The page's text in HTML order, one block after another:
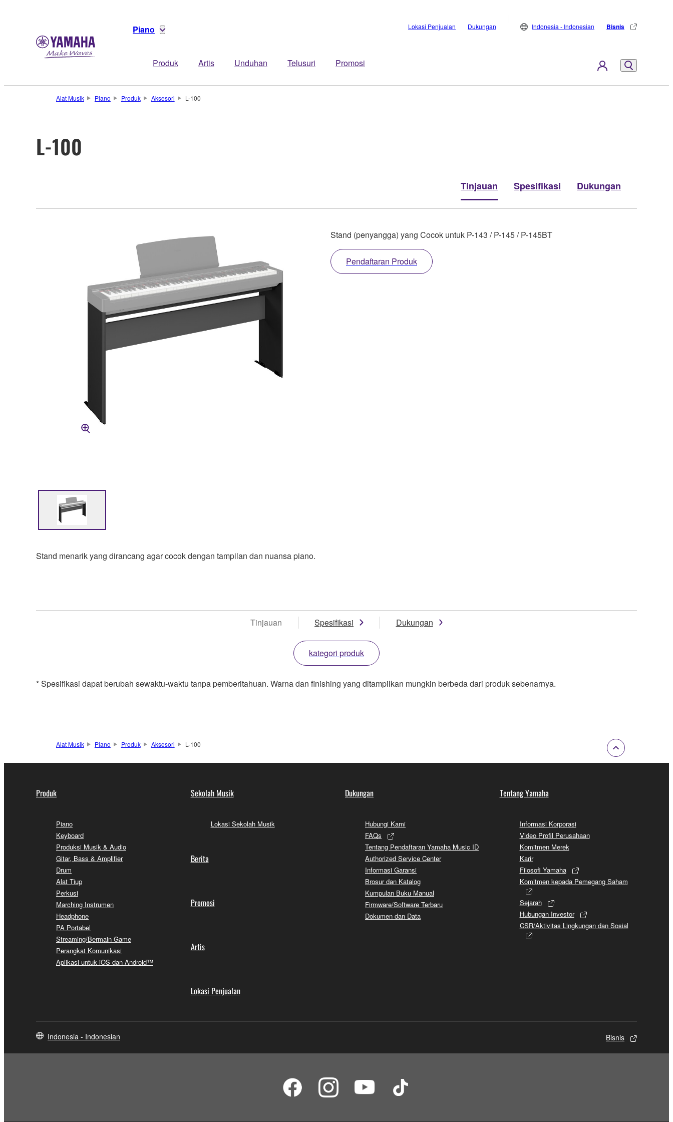
Piano
Produk Artis Unduhan Telusuri Promosi
Lokasi Penjualan Dukungan Indonesia - Indonesian Bisnis
Alat Musik Piano Produk Aksesori L-100
L-100
Tinjauan Spesifikasi Dukungan
Stand (penyangga) yang Cocok untuk P-143 / P-145 / P-145BT
Pendaftaran Produk
Stand menarik yang dirancang agar cocok dengan tampilan dan nuansa piano.
Tinjauan Spesifikasi Dukungan
kategori produk
* Spesifikasi dapat berubah sewaktu-waktu tanpa pemberitahuan. Warna dan finishing yang ditampilkan mungkin berbeda dari produk sebenarnya.
Alat Musik Piano Produk Aksesori L-100
Produk
Piano
Keyboard
Produksi Musik & Audio
Gitar, Bass & Amplifier
Drum
Alat Tiup
Perkusi
Marching Instrumen
Headphone
PA Portabel
Streaming/Bermain Game
Perangkat Komunikasi
Aplikasi untuk iOS dan Android™
Sekolah Musik
Lokasi Sekolah Musik
Berita
Promosi
Artis
Lokasi Penjualan
Dukungan
Hubungi Kami
FAQs
Tentang Pendaftaran Yamaha Music ID
Authorized Service Center
Informasi Garansi
Brosur dan Katalog
Kumpulan Buku Manual
Firmware/Software Terbaru
Dokumen dan Data
Tentang Yamaha
Informasi Korporasi
Video Profil Perusahaan
Komitmen Merek
Karir
Filosofi Yamaha
Komitmen kepada Pemegang Saham
Sejarah
Hubungan Investor
CSR/Aktivitas Lingkungan dan Sosial
Indonesia - Indonesian Bisnis